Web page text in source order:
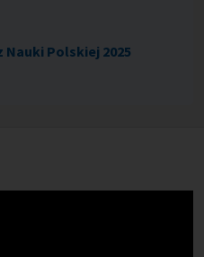
Nauki Polskiej 2025